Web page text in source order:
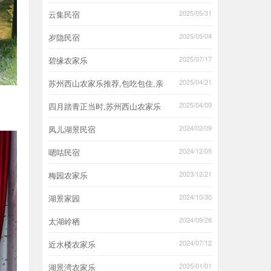
云集民宿 2025/05/31
岁隐民宿 2025/05/04
碧缘农家乐 2025/07/17
苏州西山农家乐推荐,包吃包住,亲 2025/04/21
四月踏青正当时,苏州西山农家乐 2025/04/09
凤儿湖景民宿 2024/02/09
嗯咕民宿 2024/12/05
梅园农家乐 2023/12/21
湖景家园 2024/10/30
太湖岭栖 2024/09/26
近水楼农家乐 2024/07/12
湖景湾农家乐 2025/01/01